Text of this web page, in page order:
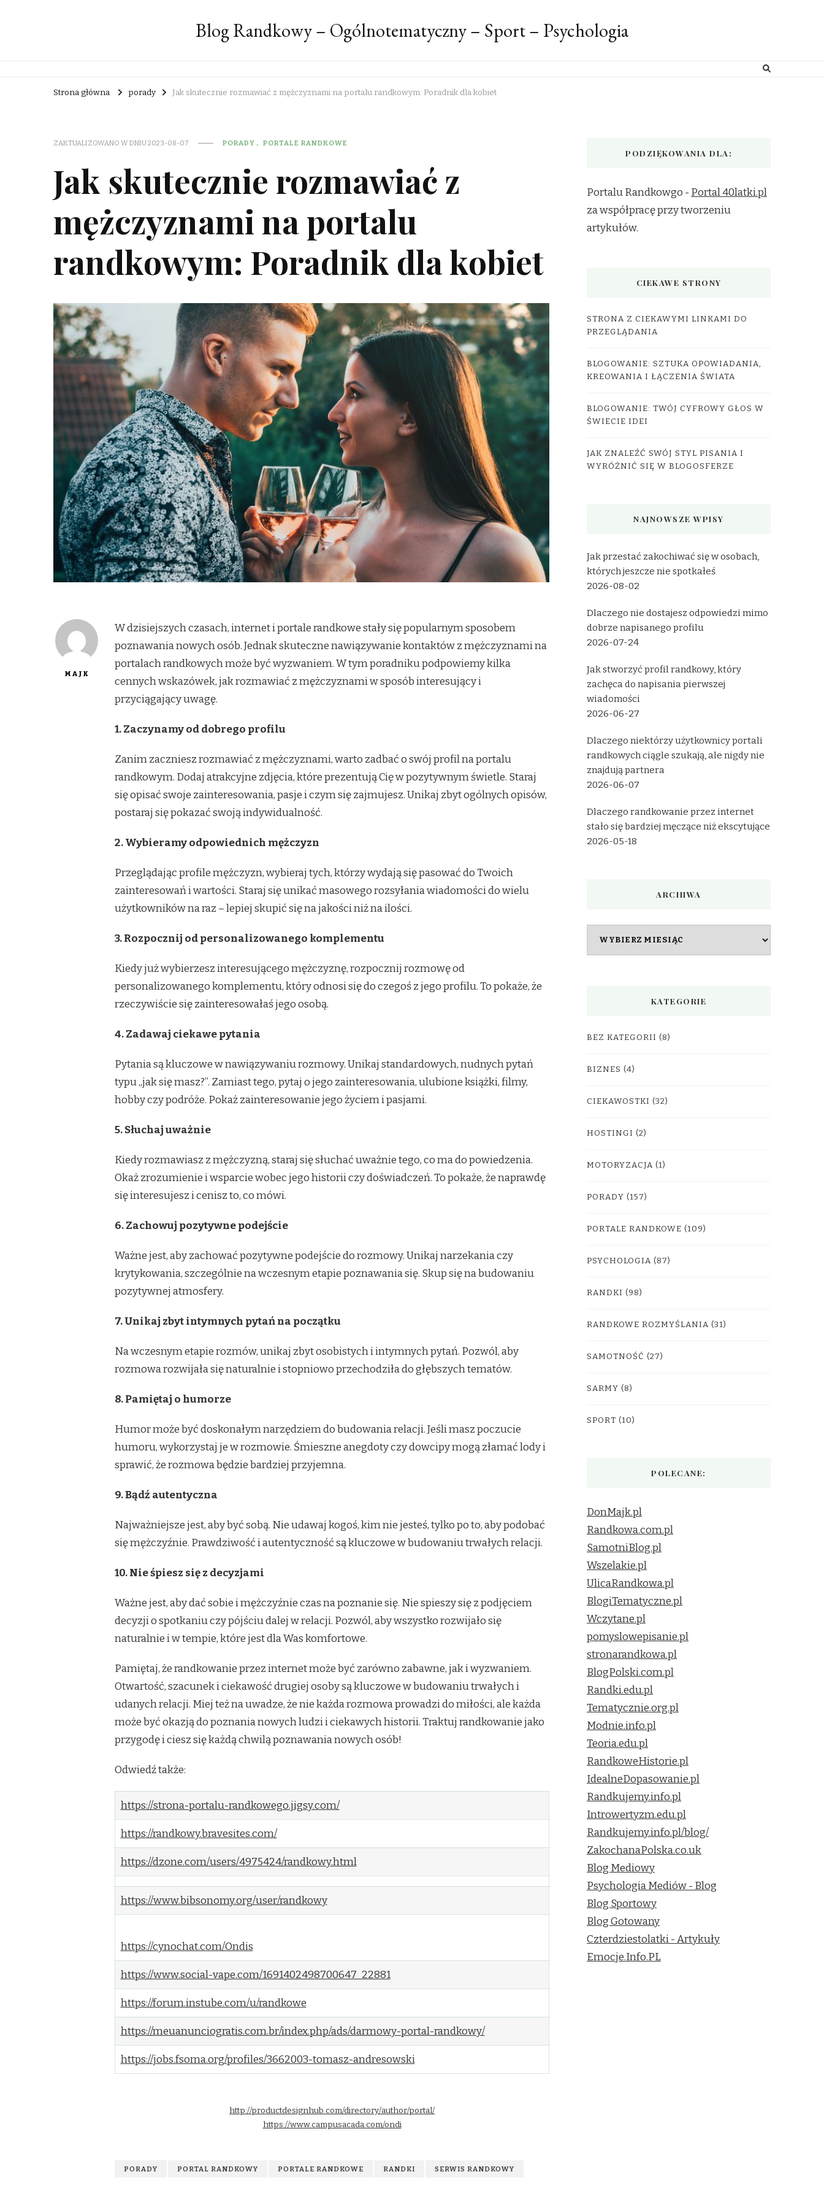
Blog Randkowy – Ogólnotematyczny – Sport – Psychologia
Strona główna porady Jak skutecznie rozmawiać z mężczyznami na portalu randkowym: Poradnik dla kobiet
ZAKTUALIZOWANO W DNIU2023-08-07 PORADY PORTALE RANDKOWE
Jak skutecznie rozmawiać z
mężczyznami na portalu
randkowym: Poradnik dla kobiet
MAJK
W dzisiejszych czasach, internet i portale randkowe stały się popularnym sposobem
poznawania nowych osób. Jednak skuteczne nawiązywanie kontaktów z mężczyznami na
portalach randkowych może być wyzwaniem. W tym poradniku podpowiemy kilka
cennych wskazówek, jak rozmawiać z mężczyznami w sposób interesujący i
przyciągający uwagę.
1. Zaczynamy od dobrego profilu
Zanim zaczniesz rozmawiać z mężczyznami, warto zadbać o swój profil na portalu
randkowym. Dodaj atrakcyjne zdjęcia, które prezentują Cię w pozytywnym świetle. Staraj
się opisać swoje zainteresowania, pasje i czym się zajmujesz. Unikaj zbyt ogólnych opisów,
postaraj się pokazać swoją indywidualność.
2. Wybieramy odpowiednich mężczyzn
Przeglądając profile mężczyzn, wybieraj tych, którzy wydają się pasować do Twoich
zainteresowań i wartości. Staraj się unikać masowego rozsyłania wiadomości do wielu
użytkowników na raz – lepiej skupić się na jakości niż na ilości.
3. Rozpocznij od personalizowanego komplementu
Kiedy już wybierzesz interesującego mężczyznę, rozpocznij rozmowę od
personalizowanego komplementu, który odnosi się do czegoś z jego profilu. To pokaże, że
rzeczywiście się zainteresowałaś jego osobą.
4. Zadawaj ciekawe pytania
Pytania są kluczowe w nawiązywaniu rozmowy. Unikaj standardowych, nudnych pytań
typu „jak się masz?”. Zamiast tego, pytaj o jego zainteresowania, ulubione książki, filmy,
hobby czy podróże. Pokaż zainteresowanie jego życiem i pasjami.
5. Słuchaj uważnie
Kiedy rozmawiasz z mężczyzną, staraj się słuchać uważnie tego, co ma do powiedzenia.
Okaż zrozumienie i wsparcie wobec jego historii czy doświadczeń. To pokaże, że naprawdę
się interesujesz i cenisz to, co mówi.
6. Zachowuj pozytywne podejście
Ważne jest, aby zachować pozytywne podejście do rozmowy. Unikaj narzekania czy
krytykowania, szczególnie na wczesnym etapie poznawania się. Skup się na budowaniu
pozytywnej atmosfery.
7. Unikaj zbyt intymnych pytań na początku
Na wczesnym etapie rozmów, unikaj zbyt osobistych i intymnych pytań. Pozwól, aby
rozmowa rozwijała się naturalnie i stopniowo przechodziła do głębszych tematów.
8. Pamiętaj o humorze
Humor może być doskonałym narzędziem do budowania relacji. Jeśli masz poczucie
humoru, wykorzystaj je w rozmowie. Śmieszne anegdoty czy dowcipy mogą złamać lody i
sprawić, że rozmowa będzie bardziej przyjemna.
9. Bądź autentyczna
Najważniejsze jest, aby być sobą. Nie udawaj kogoś, kim nie jesteś, tylko po to, aby podobać
się mężczyźnie. Prawdziwość i autentyczność są kluczowe w budowaniu trwałych relacji.
10. Nie śpiesz się z decyzjami
Ważne jest, aby dać sobie i mężczyźnie czas na poznanie się. Nie spieszy się z podjęciem
decyzji o spotkaniu czy pójściu dalej w relacji. Pozwól, aby wszystko rozwijało się
naturalnie i w tempie, które jest dla Was komfortowe.
Pamiętaj, że randkowanie przez internet może być zarówno zabawne, jak i wyzwaniem.
Otwartość, szacunek i ciekawość drugiej osoby są kluczowe w budowaniu trwałych i
udanych relacji. Miej też na uwadze, że nie każda rozmowa prowadzi do miłości, ale każda
może być okazją do poznania nowych ludzi i ciekawych historii. Traktuj randkowanie jako
przygodę i ciesz się każdą chwilą poznawania nowych osób!
Odwiedź także:
https://strona-portalu-randkowego.jigsy.com/
https://randkowy.bravesites.com/
https://dzone.com/users/4975424/randkowy.html
https://www.bibsonomy.org/user/randkowy
https://cynochat.com/Ondis
https://www.social-vape.com/1691402498700647_22881
https://forum.instube.com/u/randkowe
https://meuanunciogratis.com.br/index.php/ads/darmowy-portal-randkowy/
https://jobs.fsoma.org/profiles/3662003-tomasz-andresowski
http://productdesignhub.com/directory/author/portal/
https://www.campusacada.com/ondi
PORADY PORTAL RANDKOWY PORTALE RANDKOWE RANDKI SERWIS RANDKOWY
PODZIĘKOWANIA DLA:
Portalu Randkowgo - Portal 40latki.pl
za współpracę przy tworzeniu
artykułów.
CIEKAWE STRONY
STRONA Z CIEKAWYMI LINKAMI DO
PRZEGLĄDANIA
BLOGOWANIE: SZTUKA OPOWIADANIA,
KREOWANIA I ŁĄCZENIA ŚWIATA
BLOGOWANIE: TWÓJ CYFROWY GŁOS W
ŚWIECIE IDEI
JAK ZNALEŹĆ SWÓJ STYL PISANIA I
WYRÓŻNIĆ SIĘ W BLOGOSFERZE
NAJNOWSZE WPISY
Jak przestać zakochiwać się w osobach,
których jeszcze nie spotkałeś
2026-08-02
Dlaczego nie dostajesz odpowiedzi mimo
dobrze napisanego profilu
2026-07-24
Jak stworzyć profil randkowy, który
zachęca do napisania pierwszej
wiadomości
2026-06-27
Dlaczego niektórzy użytkownicy portali
randkowych ciągle szukają, ale nigdy nie
znajdują partnera
2026-06-07
Dlaczego randkowanie przez internet
stało się bardziej męczące niż ekscytujące
2026-05-18
ARCHIWA
KATEGORIE
BEZ KATEGORII (8)
BIZNES (4)
CIEKAWOSTKI (32)
HOSTINGI (2)
MOTORYZACJA (1)
PORADY (157)
PORTALE RANDKOWE (109)
PSYCHOLOGIA (87)
RANDKI (98)
RANDKOWE ROZMYŚLANIA (31)
SAMOTNOŚĆ (27)
SARMY (8)
SPORT (10)
POLECANE:
DonMajk.pl
Randkowa.com.pl
SamotniBlog.pl
Wszelakie.pl
UlicaRandkowa.pl
BlogiTematyczne.pl
Wczytane.pl
pomyslowepisanie.pl
stronarandkowa.pl
BlogPolski.com.pl
Randki.edu.pl
Tematycznie.org.pl
Modnie.info.pl
Teoria.edu.pl
RandkoweHistorie.pl
IdealneDopasowanie.pl
Randkujemy.info.pl
Introwertyzm.edu.pl
Randkujemy.info.pl/blog/
ZakochanaPolska.co.uk
Blog Mediowy
Psychologia Mediów - Blog
Blog Sportowy
Blog Gotowany
Czterdziestolatki - Artykuły
Emocje.Info.PL